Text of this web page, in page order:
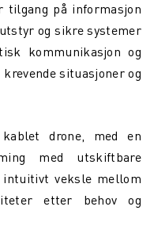
på informasjon
og sikre systemer
kommunikasjon og
situasjoner og
drone, med en
med utskiftbare
veksle mellom
etter behov og